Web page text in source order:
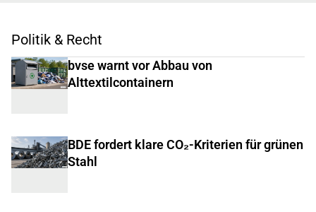
Politik & Recht
bvse warnt vor Abbau von
Alttextilcontainern
BDE fordert klare CO₂-Kriterien für grünen
Stahl